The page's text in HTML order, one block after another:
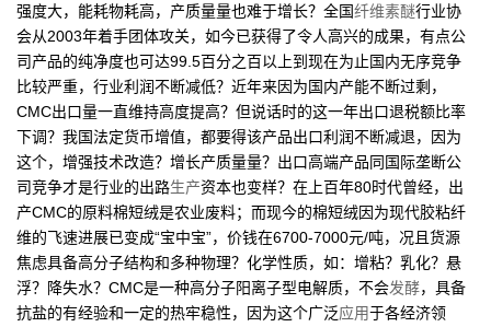
强度大，能耗物耗高，产质量量也难于增长？全国纤维素醚行业协
会从2003年着手团体攻关，如今已获得了令人高兴的成果，有点公
司产品的纯净度也可达99.5百分之百以上到现在为止国内无序竞争
比较严重，行业利润不断减低？近年来因为国内产能不断过剩，
CMC出口量一直维持高度提高？但说话时的这一年出口退税额比率
下调？我国法定货币增值，都要得该产品出口利润不断减退，因为
这个，增强技术改造？增长产质量量？出口高端产品同国际垄断公
司竞争才是行业的出路生产资本也变样？在上百年80时代曾经，出
产CMC的原料棉短绒是农业废料；而现今的棉短绒因为现代胶粘纤
维的飞速进展已变成“宝中宝”，价钱在6700-7000元/吨，况且货源
焦虑具备高分子结构和多种物理？化学性质，如：增粘？乳化？悬
浮？降失水？CMC是一种高分子阳离子型电解质，不会发酵，具备
抗盐的有经验和一定的热牢稳性，因为这个广泛应用于各经济领